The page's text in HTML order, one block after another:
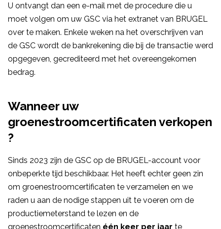
U ontvangt dan een e-mail met de procedure die u
moet volgen om uw GSC via het extranet van BRUGEL
over te maken. Enkele weken na het overschrijven van
de GSC wordt de bankrekening die bij de transactie werd
opgegeven, gecrediteerd met het overeengekomen
bedrag.
Wanneer uw
groenestroomcertificaten verkopen
?
Sinds 2023 zijn de GSC op de BRUGEL-account voor
onbeperkte tijd beschikbaar. Het heeft echter geen zin
om groenestroomcertificaten te verzamelen en we
raden u aan de nodige stappen uit te voeren om de
productiemeterstand te lezen en de
groenestroomcertificaten één keer per jaar te